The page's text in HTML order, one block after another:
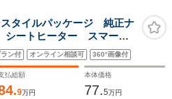
タイルパッケージ 純正ナ
ートヒーター スマート
ッド ETC オートライ
再生 ステアリングスイ
ン付 オンライン相談可 360°画像付
払総額
9万円
本体価格
77.5万円